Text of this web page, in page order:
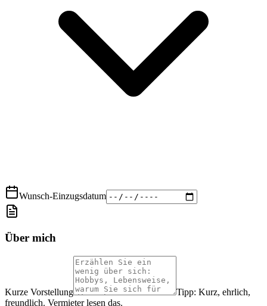
Wunsch-Einzugsdatum
Über mich
Kurze Vorstellung
Tipp: Kurz, ehrlich,
freundlich. Vermieter lesen das.